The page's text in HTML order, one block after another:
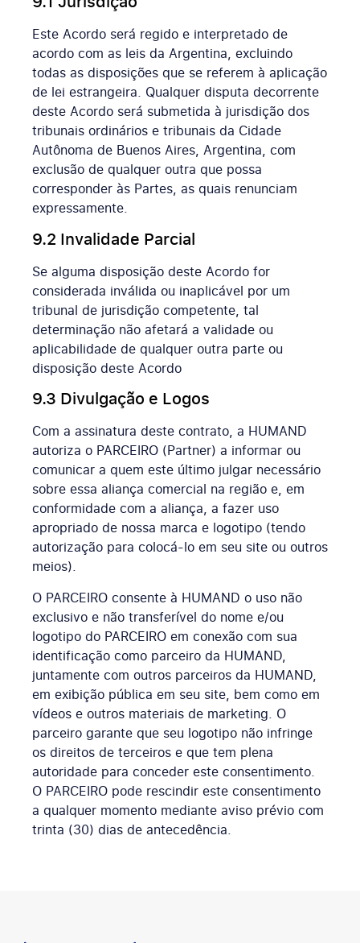
Este Acordo será regido e interpretado de
acordo com as leis da Argentina, excluindo
todas as disposições que se referem à aplicação
de lei estrangeira. Qualquer disputa decorrente
deste Acordo será submetida à jurisdição dos
tribunais ordinários e tribunais da Cidade
Autônoma de Buenos Aires, Argentina, com
exclusão de qualquer outra que possa
corresponder às Partes, as quais renunciam
expressamente.
9.2 Invalidade Parcial
Se alguma disposição deste Acordo for
considerada inválida ou inaplicável por um
tribunal de jurisdição competente, tal
determinação não afetará a validade ou
aplicabilidade de qualquer outra parte ou
disposição deste Acordo
9.3 Divulgação e Logos
Com a assinatura deste contrato, a HUMAND
autoriza o PARCEIRO (Partner) a informar ou
comunicar a quem este último julgar necessário
sobre essa aliança comercial na região e, em
conformidade com a aliança, a fazer uso
apropriado de nossa marca e logotipo (tendo
autorização para colocá-lo em seu site ou outros
meios).
O PARCEIRO consente à HUMAND o uso não
exclusivo e não transferível do nome e/ou
logotipo do PARCEIRO em conexão com sua
identificação como parceiro da HUMAND,
juntamente com outros parceiros da HUMAND,
em exibição pública em seu site, bem como em
vídeos e outros materiais de marketing. O
parceiro garante que seu logotipo não infringe
os direitos de terceiros e que tem plena
autoridade para conceder este consentimento.
O PARCEIRO pode rescindir este consentimento
a qualquer momento mediante aviso prévio com
trinta (30) dias de antecedência.